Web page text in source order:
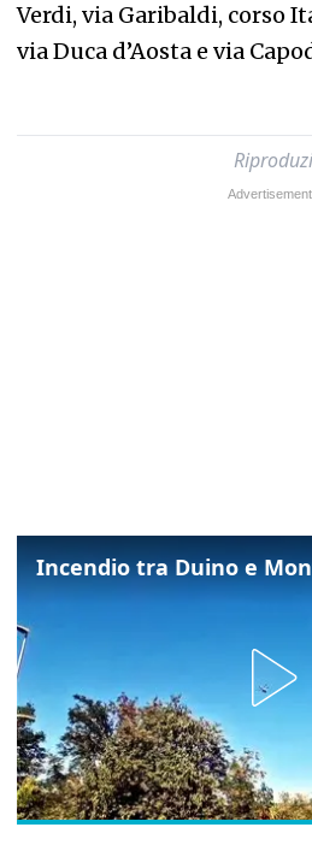
Verdi, via Garibaldi, corso
via Duca d’Aosta e via